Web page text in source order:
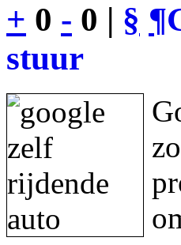
+ 0 - 0 | § ¶
stuur